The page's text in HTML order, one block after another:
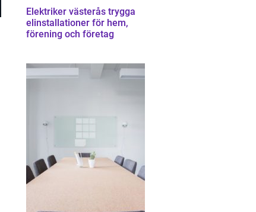
Elektriker västerås trygga
elinstallationer för hem,
förening och företag